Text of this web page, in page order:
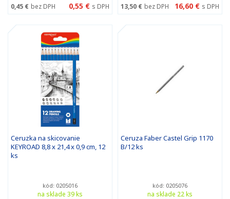
0,45 € bez DPH 0,55 € s DPH 13,50 € bez DPH 16,60 € s DPH
Ceruzka na skicovanie
KEYROAD 8,8 x 21,4 x 0,9 cm, 12
ks
kód: 0205016
na sklade 39 ks
Ceruza Faber Castel Grip 1170
B/12 ks
kód: 0205076
na sklade 22 ks